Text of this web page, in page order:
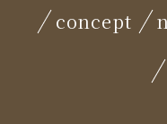
concept